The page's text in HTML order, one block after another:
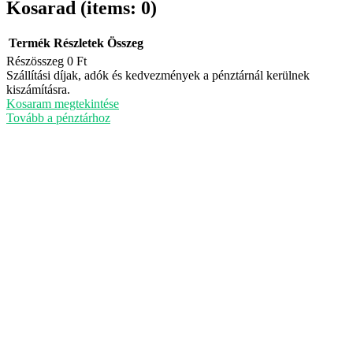
Kosarad (items: 0)
Termékek
a
kosárban
Termék Részletek Összeg
Részösszeg 0 Ft
Szállítási díjak, adók és kedvezmények a pénztárnál kerülnek
kiszámításra.
Kosaram megtekintése
Tovább a pénztárhoz